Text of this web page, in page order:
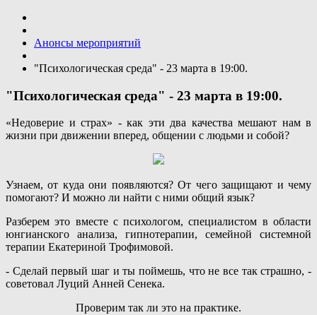
Анонсы мероприятий
"Психологическая среда" - 23 марта в 19:00.
"Психологическая среда" - 23 марта в 19:00.
«Недоверие и страх» - как эти два качества мешают нам в
жизни при движении вперед, общении с людьми и собой?
Узнаем, от куда они появляются? От чего защищают и чему
помогают? И можно ли найти с ними общий язык?
Разберем это вместе с психологом, специалистом в области
юнгианского анализа, гипнотерапии, семейной системной
терапии Екатериной Трофимовой.
- Сделай первый шаг и ты поймешь, что не все так страшно, -
советовал Луций Анней Сенека.
Проверим так ли это на практике.